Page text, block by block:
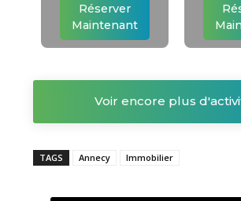
Réserver
Maintenant
Voir encore plus
TAGS Annecy Immobilier